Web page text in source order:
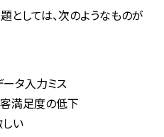
としては、次のようなものが
ータ入力ミス
満足度の低下
い